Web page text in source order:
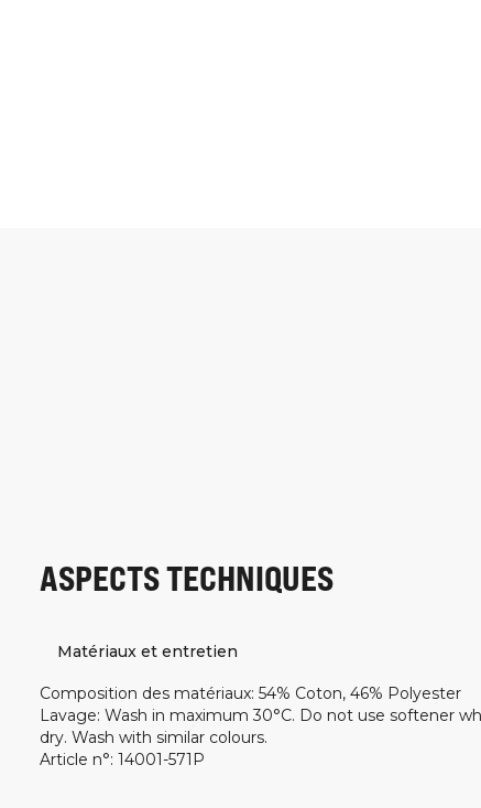
ASPECTS TECHNIQUES
Matériaux et entretien
Composition des matériaux: 54% Coton, 46% Polyester
Lavage: Wash in maximum 30°C. Do not use softener
dry. Wash with similar colours.
Article n°: 14001-571P